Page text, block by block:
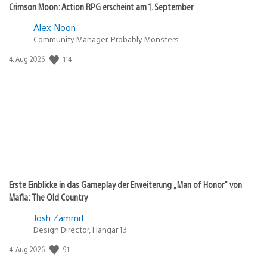
Crimson Moon: Action RPG erscheint am 1. September
Alex Noon
Community Manager, Probably Monsters
Veröffentlichungsdatum:
4. Aug 2026 114
Erste Einblicke in das Gameplay der Erweiterung „Man of Honor“ von
Mafia: The Old Country
Josh Zammit
Design Director, Hangar 13
Veröffentlichungsdatum:
4. Aug 2026 91